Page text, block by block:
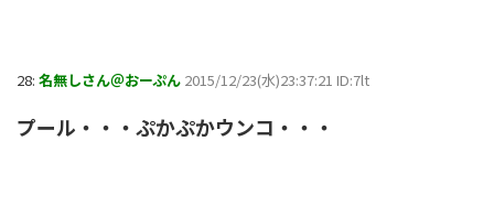
28: 名無しさん＠おーぷん 2015/12/23(水)23:37:21 ID:7lt
プール・・・ぷかぷかウンコ・・・